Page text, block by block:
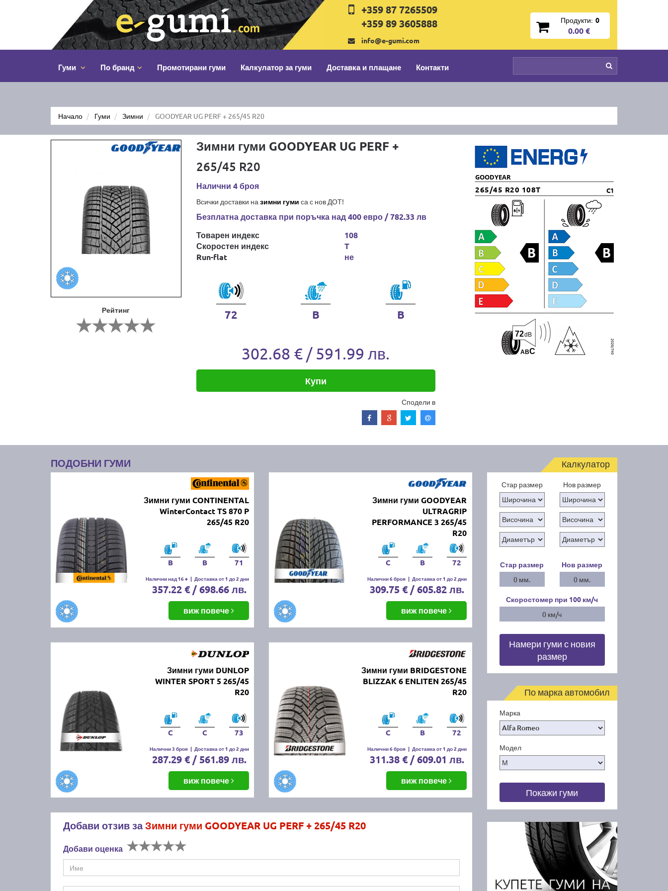
+359 87 7265509
+359 89 3605888
info@e-gumi.com
Продукти: 0
0.00 €
Гуми По бранд Промотирани гуми Калкулатор за гуми Доставка и плащане Контакти
Начало Гуми Зимни GOODYEAR UG PERF + 265/45 R20
Рейтинг
Зимни гуми GOODYEAR UG PERF +
265/45 R20
Налични 4 броя
Всички доставки на зимни гуми са с нов ДОТ!
Безплатна доставка при поръчка над 400 евро / 782.33 лв
Товарен индекс
Скоростен индекс
Run-flat
108
T
не
72 B B
302.68 € / 591.99 лв.
Купи
Сподели в
GOODYEAR
265/45 R20 108T C1
A BC
72dB
ПОДОБНИ ГУМИ
Зимни гуми CONTINENTAL
WinterContact TS 870 P
265/45 R20
B B 71
Налични над 16 + | Доставка от 1 до 2 дни
357.22 € / 698.66 лв.
виж повече
Зимни гуми GOODYEAR
ULTRAGRIP
PERFORMANCE 3 265/45
R20
C B 72
Налични 6 броя | Доставка от 1 до 2 дни
309.75 € / 605.82 лв.
виж повече
Зимни гуми DUNLOP
WINTER SPORT 5 265/45
R20
C C 73
Налични 3 броя | Доставка от 1 до 2 дни
287.29 € / 561.89 лв.
виж повече
Зимни гуми BRIDGESTONE
BLIZZAK 6 ENLITEN 265/45
R20
C B 72
Налични 6 броя | Доставка от 1 до 2 дни
311.38 € / 609.01 лв.
виж повече
Добави отзив заЗимни гуми GOODYEAR UG PERF + 265/45 R20
Добави оценка
Калкулатор
Стар размер Нов размер
Стар размер
0 мм.
Нов размер
0 мм.
Скоростомер при 100 км/ч
0 км/ч
Намери гуми с новия
размер
По марка автомобил
Марка
Модел
Покажи гуми